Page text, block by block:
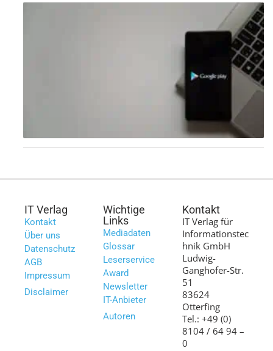
IT Verlag
Kontakt
Über uns
Datenschutz
AGB
Impressum
Disclaimer
Wichtige
Links
Mediadaten
Glossar
Leserservice
Award
Newsletter
IT-Anbieter
Autoren
Kontakt
IT Verlag für
Informationstec
hnik GmbH
Ludwig-
Ganghofer-Str.
51
83624
Otterfing
Tel.: +49 (0)
8104 / 64 94 –
0